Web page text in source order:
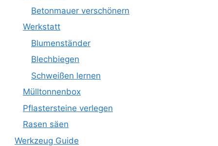
Betonmauer verschönern
Werkstatt
Blumenständer
Blechbiegen
Schweißen lernen
Mülltonnenbox
Pflastersteine verlegen
Rasen säen
Werkzeug Guide